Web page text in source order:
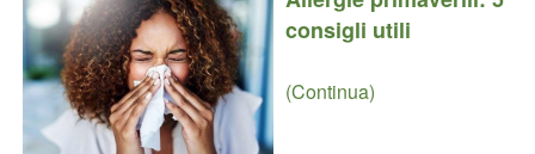
consigli utili
(Continua)